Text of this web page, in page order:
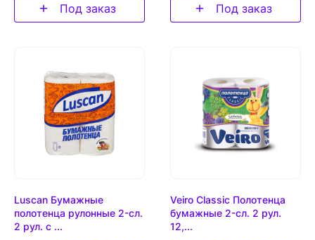
Под заказ Под заказ
Luscan Бумажные
полотенца рулонные 2-сл.
2 рул. с ...
Veiro Classic Полотенца
бумажные 2-сл. 2 рул.
12,...